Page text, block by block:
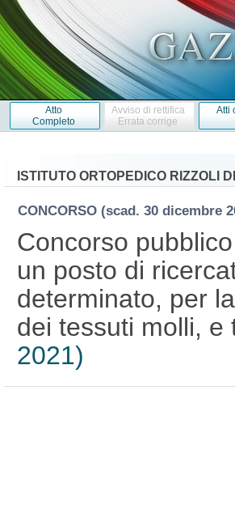
Atto
Completo
Avviso di rettifica
Errata corrige
Atti
ISTITUTO ORTOPEDICO RIZZOLI
CONCORSO (scad. 30 dicembre
Concorso
un posto di
determinato, per
dei tessuti molli,
2021)